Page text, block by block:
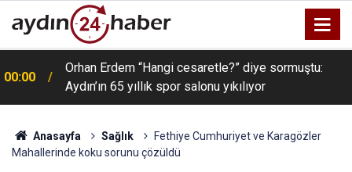
00:00
Orhan Erdem “Hangi cesaretle?” diye sormuştu:
Aydın’ın 65 yıllık spor salonu yıkılıyor
Anasayfa Sağlık
Fethiye Cumhuriyet ve Karagözler
Mahallerinde koku sorunu çözüldü